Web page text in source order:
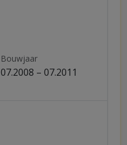
Bouwjaar
07.2008 – 07.2011